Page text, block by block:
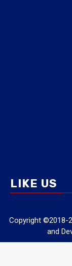
LIKE US
Copyright ©2018-
and